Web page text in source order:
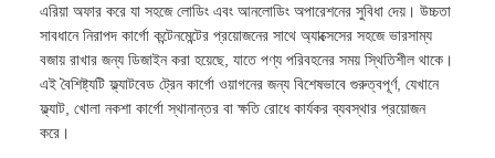
এরিয়া অফার করে যা সহজে লোডিং এবং আনলোডিং অপারেশনের সুবিধা দেয়। উচ্চতা
সাবধানে নিরাপদ কার্গো কন্টেনমেন্টের প্রয়োজনের সাথে অ্যাক্সেসের সহজে ভারসাম্য
বজায় রাখার জন্য ডিজাইন করা হয়েছে, যাতে পণ্য পরিবহনের সময় স্থিতিশীল থাকে।
এই বৈশিষ্ট্যটি ফ্ল্যাটবেড ট্রেন কার্গো ওয়াগনের জন্য বিশেষভাবে গুরুত্বপূর্ণ, যেখানে
ফ্ল্যাট, খোলা নকশা কার্গো স্থানান্তর বা ক্ষতি রোধে কার্যকর ব্যবস্থার প্রয়োজন
করে।